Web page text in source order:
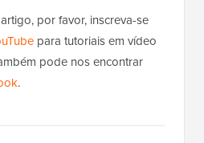
por favor, inscreva-se
para tutoriais em vídeo
pode nos encontrar
.